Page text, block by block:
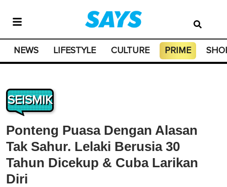
NEWS LIFESTYLE CULTURE PRIME
SEISMIK
Ponteng Puasa Dengan Alasan
Tak Sahur. Lelaki Berusia 30
Tahun Dicekup & Cuba Larikan
Diri